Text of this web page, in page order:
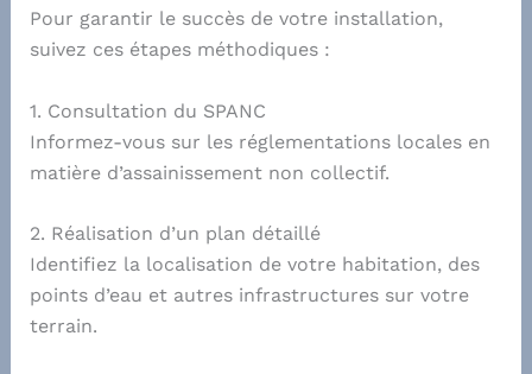
Pour garantir le succès de votre installation,
suivez ces étapes méthodiques :
1. Consultation du SPANC
Informez-vous sur les réglementations locales en
matière d’assainissement non collectif.
2. Réalisation d’un plan détaillé
Identifiez la localisation de votre habitation, des
points d’eau et autres infrastructures sur votre
terrain.